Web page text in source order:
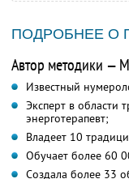
ПОДРОБНЕЕ О
Автор методики —
Известный
Эксперт в области
энерготерапевт;
Владеет 10
Обучает более 60
Создала более 33